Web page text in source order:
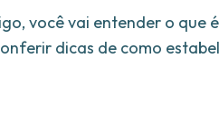
você vai entender o que
dicas de como